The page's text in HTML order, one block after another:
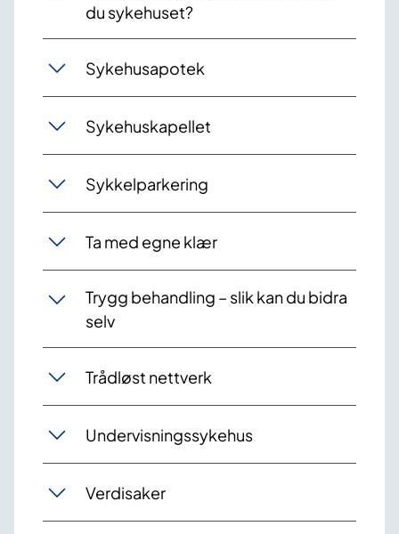
du sykehuset?
Sykehusapotek
Sykehuskapellet
Sykkelparkering
Ta med egne klær
Trygg behandling – slik kan du bidra
selv
Trådløst nettverk
Undervisningssykehus
Verdisaker